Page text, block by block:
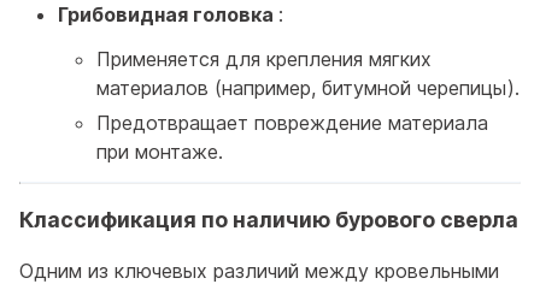
Грибовидная головка :
Применяется для крепления мягких
материалов (например, битумной черепицы).
Предотвращает повреждение материала
при монтаже.
Классификация по наличию бурового сверла
Одним из ключевых различий между кровельными